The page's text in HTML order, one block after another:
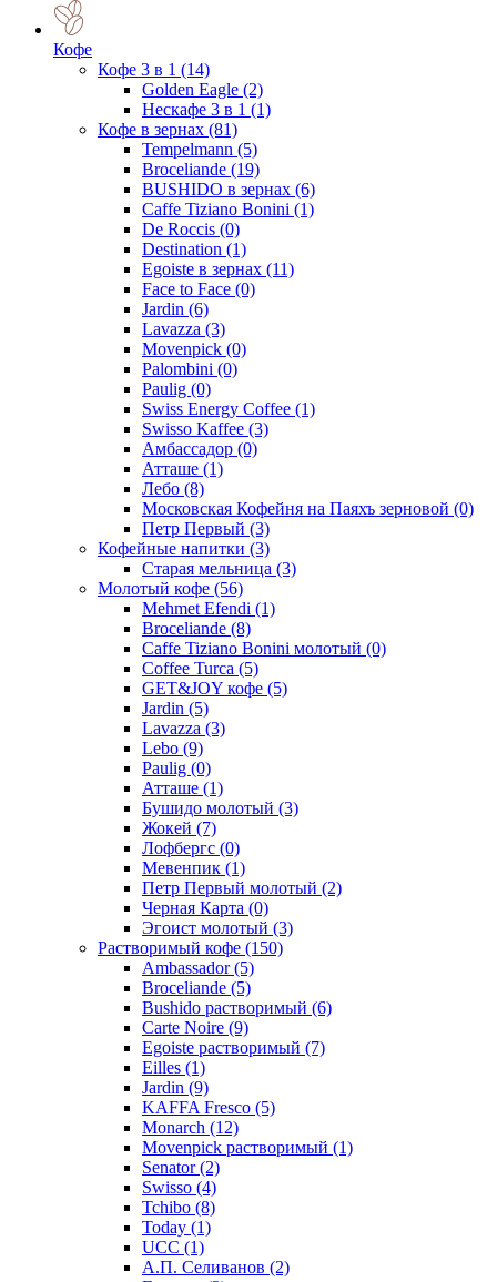
Кофе
Кофе 3 в 1 (14)
Golden Eagle (2)
Нескафе 3 в 1 (1)
Кофе в зернах (81)
Tempelmann (5)
Broceliande (19)
BUSHIDO в зернах (6)
Caffe Tiziano Bonini (1)
De Roccis (0)
Destination (1)
Egoiste в зернах (11)
Face to Face (0)
Jardin (6)
Lavazza (3)
Movenpick (0)
Palombini (0)
Paulig (0)
Swiss Energy Coffee (1)
Swisso Kaffee (3)
Амбассадор (0)
Атташе (1)
Лебо (8)
Московская Кофейня на Паяхъ зерновой (0)
Петр Первый (3)
Кофейные напитки (3)
Старая мельница (3)
Молотый кофе (56)
Mehmet Efendi (1)
Broceliande (8)
Caffe Tiziano Bonini молотый (0)
Coffee Turca (5)
GET&JOY кофе (5)
Jardin (5)
Lavazza (3)
Lebo (9)
Paulig (0)
Атташе (1)
Бушидо молотый (3)
Жокей (7)
Лофбергс (0)
Мевенпик (1)
Петр Первый молотый (2)
Черная Карта (0)
Эгоист молотый (3)
Растворимый кофе (150)
Ambassador(5)
Broceliande (5)
Bushido растворимый (6)
Carte Noire (9)
Egoiste растворимый (7)
Eilles (1)
Jardin (9)
KAFFA Fresco (5)
Monarch (12)
Movenpick растворимый (1)
Senator(2)
Swisso (4)
Tchibo (8)
Today (1)
UCC (1)
А.П. Селиванов (2)